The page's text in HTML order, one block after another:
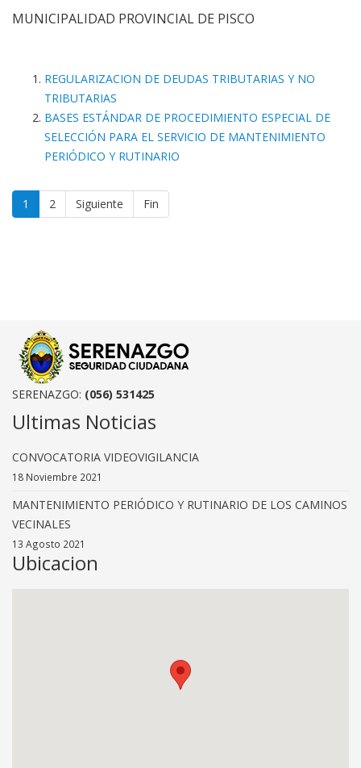
MUNICIPALIDAD PROVINCIAL DE PISCO
REGULARIZACION DE DEUDAS TRIBUTARIAS Y NO
TRIBUTARIAS
BASES ESTÁNDAR DE PROCEDIMIENTO ESPECIAL DE
SELECCIÓN PARA EL SERVICIO DE MANTENIMIENTO
PERIÓDICO Y RUTINARIO
1 2 Siguiente Fin
SERENAZGO: (056) 531425
Ultimas Noticias
CONVOCATORIA VIDEOVIGILANCIA
18 Noviembre 2021
MANTENIMIENTO PERIÓDICO Y RUTINARIO DE LOS CAMINOS
VECINALES
13 Agosto 2021
Ubicacion